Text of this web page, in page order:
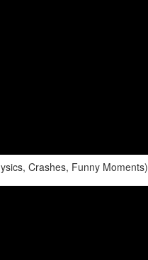
Crashes, Funny Moments)